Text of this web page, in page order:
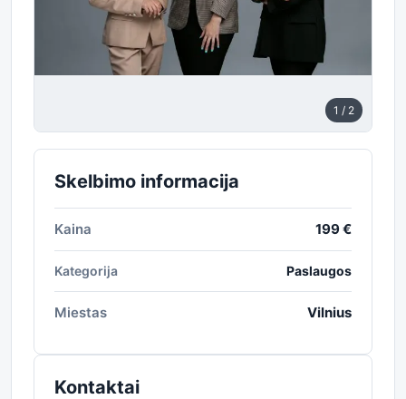
1 / 2
Skelbimo informacija
Kaina 199 €
Kategorija Paslaugos
Miestas Vilnius
Kontaktai